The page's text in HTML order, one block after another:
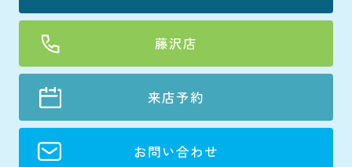
藤沢店
来店予約
お問い合わせ